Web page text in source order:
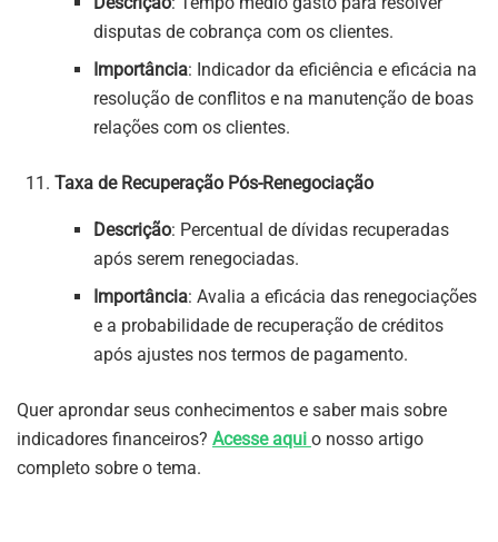
disputas de cobrança com os clientes.
Importância: Indicador da eficiência e eficácia na
resolução de conflitos e na manutenção de boas
relações com os clientes.
Taxa de Recuperação Pós-Renegociação
Descrição: Percentual de dívidas recuperadas
após serem renegociadas.
Importância: Avalia a eficácia das renegociações
e a probabilidade de recuperação de créditos
após ajustes nos termos de pagamento.
Quer aprondar seus conhecimentos e saber mais sobre
indicadores financeiros? Acesse aqui o nosso artigo
completo sobre o tema.